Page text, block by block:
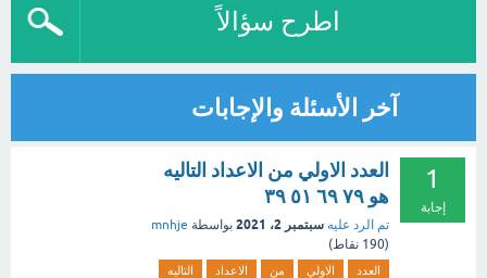
اطرح سؤالاً
آخر الأسئلة والإجابات
1
إجابة
العدد الاولي من الاعداد التاليه
هو ٧٩ ٦٩ ٥١ ٣٩
تم الرد عليه سبتمبر 2، 2021 بواسطة mnhje
(
190 نقاط)
العدد الاولي من الاعداد
التاليه